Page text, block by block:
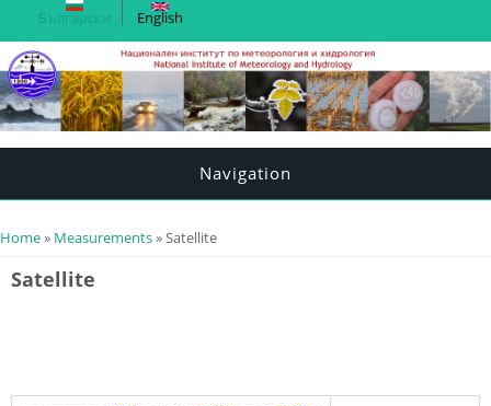
Български English
Navigation
You are here
Home» Measurements» Satellite
Satellite